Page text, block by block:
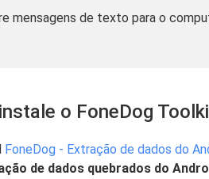
mensagens de texto para o
o FoneDog
FoneDog - Extração de dados do
de dados quebrados do